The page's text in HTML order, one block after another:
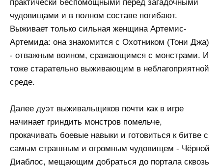
практически беспомощными перед загадочными
чудовищами и в полном составе погибают.
Выживает только сильная женщина Артемис-
Артемида: она знакомится с Охотником (Тони Джа)
- отважным воином, сражающимся с монстрами. И
тоже старательно выживающим в неблагоприятной
среде.
Далее дуэт выживальщиков почти как в игре
начинает гриндить монстров помельче,
прокачивать боевые навыки и готовиться к битве с
самым страшным и огромным чудовищем - Чёрной
Диаблос, мещающим добраться до портала сквозь